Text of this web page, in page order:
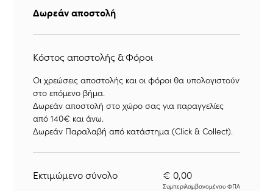
Δωρεάν αποστολή
Κόστος αποστολής & Φόροι
Οι χρεώσεις αποστολής και οι φόροι θα υπολογιστούν
στο επόμενο βήμα.
Δωρεάν αποστολή στο χώρο σας για παραγγελίες
από 140€ και άνω.
Δωρεάν Παραλαβή από κατάστημα (Click & Collect).
Εκτιμώμενο σύνολο € 0,00
Συμπεριλαμβανομένου ΦΠΑ